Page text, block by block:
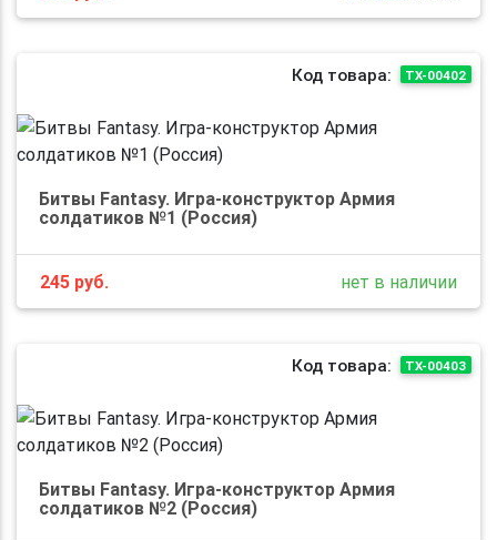
Код товара: ТХ-00402
Битвы Fantasy. Игра-конструктор Армия
солдатиков №1 (Россия)
245 руб. нет в наличии
Код товара: TХ-00403
Битвы Fantasy. Игра-конструктор Армия
солдатиков №2 (Россия)